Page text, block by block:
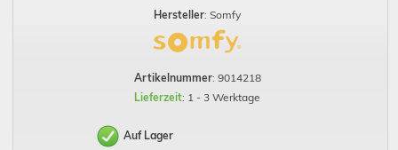
Hersteller: Somfy
Artikelnummer: 9014218
Lieferzeit: 1 - 3 Werktage
Auf Lager